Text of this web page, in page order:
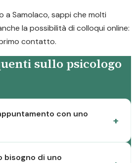
a Samolaco, sappi che molti
la possibilità di colloqui online:
contatto.
sullo psicologo
con uno
bisogno di uno